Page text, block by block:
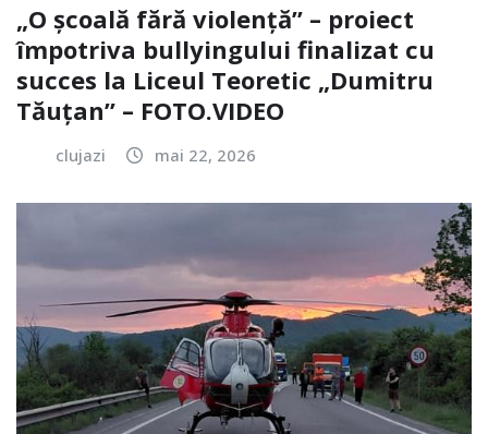
„O școală fără violență” – proiect
împotriva bullyingului finalizat cu
succes la Liceul Teoretic „Dumitru
Tăuțan” – FOTO.VIDEO
clujazi mai 22, 2026